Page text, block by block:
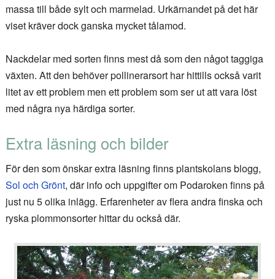
massa till både sylt och marmelad. Urkärnandet på det här
viset kräver dock ganska mycket tålamod.
Nackdelar med sorten finns mest då som den något taggiga
växten. Att den behöver pollinerarsort har hittills också varit
litet av ett problem men ett problem som ser ut att vara löst
med några nya härdiga sorter.
Extra läsning och bilder
För den som önskar extra läsning finns plantskolans blogg,
Sol och Grönt, där info och uppgifter om Podaroken finns på
just nu 5 olika inlägg. Erfarenheter av flera andra finska och
ryska plommonsorter hittar du också där.